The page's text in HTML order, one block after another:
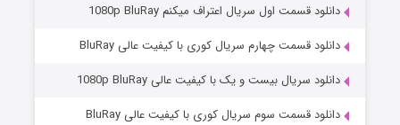
دانلود قسمت اول سریال اعتراف میکنم 1080p BluRay
دانلود قسمت چهارم سریال کوری با کیفیت عالی BluRay
دانلود سریال بیست و یک با کیفیت عالی 1080p BluRay
دانلود قسمت سوم سریال کوری با کیفیت عالی BluRay